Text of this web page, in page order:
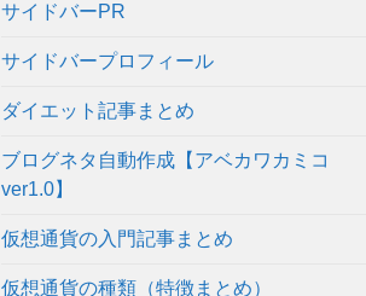
サイドバーPR
サイドバープロフィール
ダイエット記事まとめ
ブログネタ自動作成【アベカワカミコ
ver1.0】
仮想通貨の入門記事まとめ
仮想通貨の種類（特徴まとめ）